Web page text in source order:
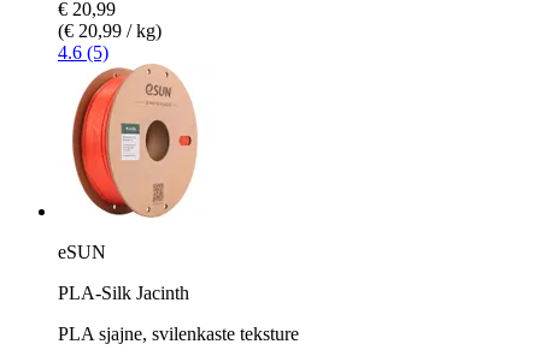
€ 20,99
(€ 20,99 / kg)
4.6 (5)
eSUN
PLA-Silk Jacinth
PLA sjajne, svilenkaste teksture